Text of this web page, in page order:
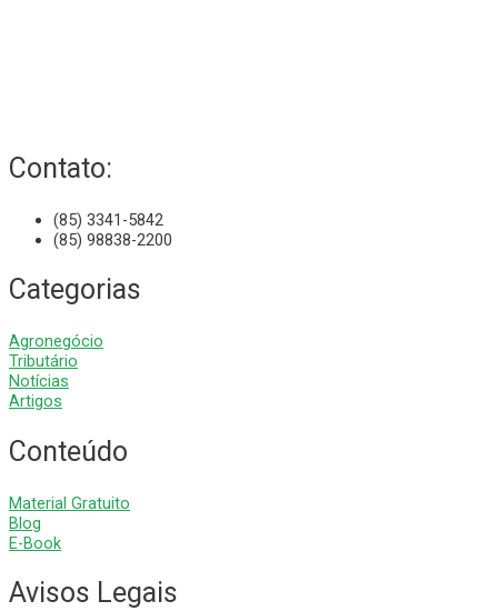
Contato:
(85) 3341-5842
(85) 98838-2200
Categorias
Agronegócio
Tributário
Notícias
Artigos
Conteúdo
Material Gratuito
Blog
E-Book
Avisos Legais